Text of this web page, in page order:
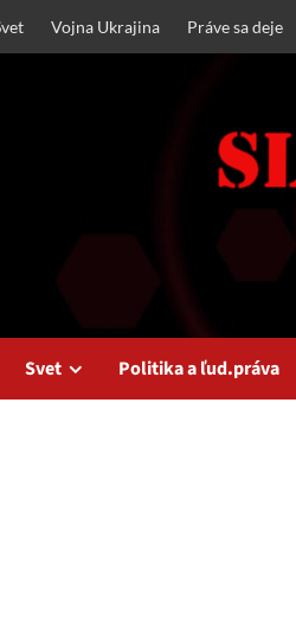
Vojna Ukrajina Práve sa deje
Svet Politika a ľud.práva